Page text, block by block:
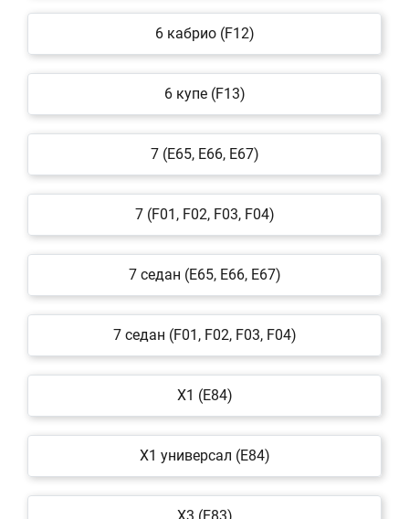
6 кабрио (F12)
6 купе (F13)
7 (E65, E66, E67)
7 (F01, F02, F03, F04)
7 седан (E65, E66, E67)
7 седан (F01, F02, F03, F04)
X1 (E84)
X1 универсал (E84)